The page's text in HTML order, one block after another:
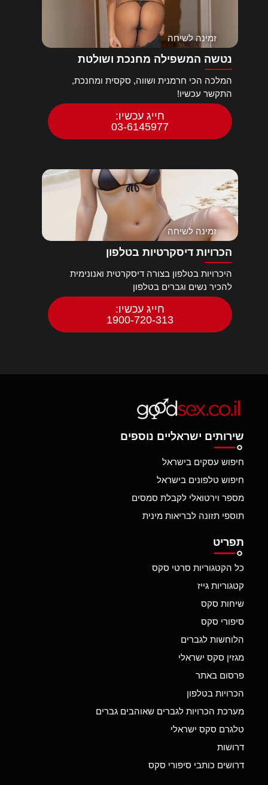
זמינה לשיחה
נטשה המשפילה מחנכת ושולטת
המלכה הכי חרמנית ושווה, סקסית ומחנכת,
התקשר עכשיו!
חייג עכשיו:
03-6145977
זמינה לשיחה
הכרויות דיסקרטיות בטלפון
היכרויות בטלפון בצורה דיסקרטית ואנונימית
להכיר נשים וגברים בטלפון
חייג עכשיו:
1900-720-313
שירותים ישראליים נוספים
חיפוש עסקים בישראל
חיפוש טלפונים בישראל
מספר וירטואלי לקבלת סמסים
תוספי תזונה לבריאות מינית
תפריט
כל הקטגוריות סרטי סקס
קטגוריות גייז
שיחות סקס
סיפורי סקס
הלוחשות לגברים
מגזין סקס ישראלי
פרסום באתר
הכרויות בטלפון
מערכת הכרויות לגברים שאוהבים גברים
טלגרם סקס ישראלי
דרושות
דרושים כותבי סיפורי סקס